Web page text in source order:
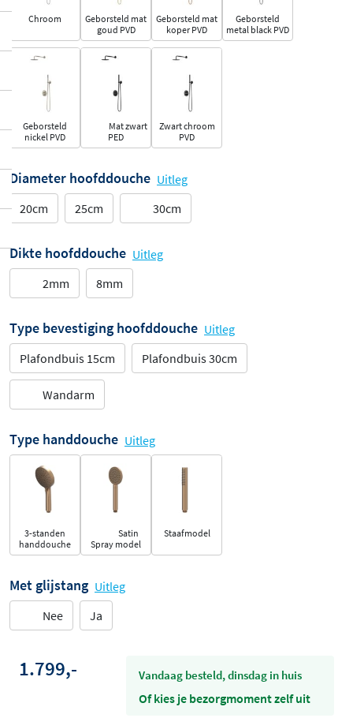
Chroom
Geborsteld mat
goud PVD
Geborsteld mat
koper PVD
Geborsteld
metal black PVD
Geborsteld
nickel PVD
Mat zwart
PED
Zwart chroom
PVD
Diameter hoofddouche Uitleg
20cm
25cm 30cm
Dikte hoofddouche Uitleg
2mm
8mm
Type bevestiging hoofddouche Uitleg
Plafondbuis 15cm
Plafondbuis 30cm
Wandarm
Type handdouche Uitleg
3-standen
handdouche
Satin
Spray model
Staafmodel
Met glijstang Uitleg
Nee
Ja
1.799,- vandaag besteld, dinsdag in huis
Of kies je bezorgmoment zelf uit